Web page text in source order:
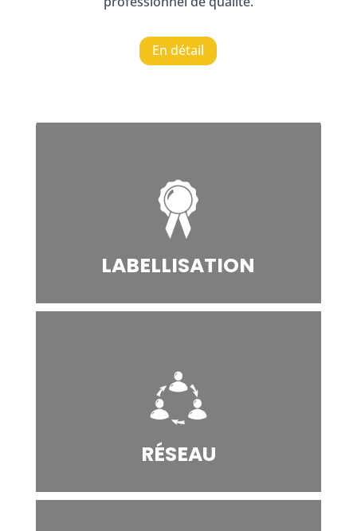
En détail
LABELLISATION
RÉSEAU